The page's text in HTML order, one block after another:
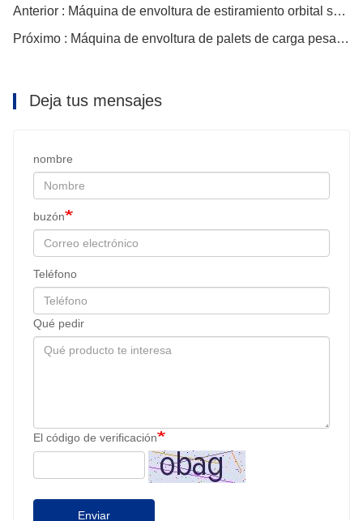
Anterior : Máquina de envoltura de estiramiento orbital semiautomática
Próximo : Máquina de envoltura de palets de carga pesada de bajo precio
Deja tus mensajes
nombre
buzón
Teléfono
Qué pedir
El código de verificación
Enviar